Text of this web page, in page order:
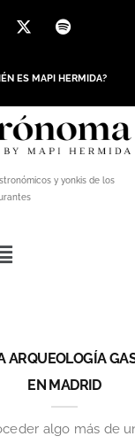
ES MAPI HERMIDA?
y yonkis de los
ARQUEOLOGÍA
EN MADRID
algo más de